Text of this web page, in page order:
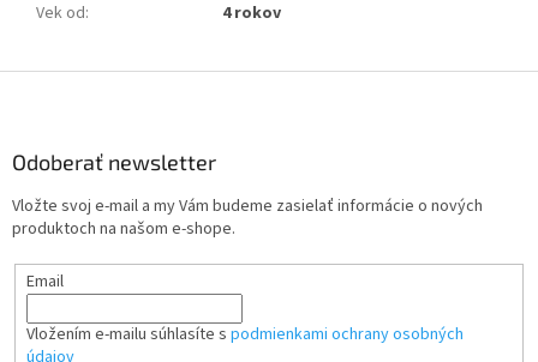
Vek od: 4 rokov
Odoberať newsletter
Vložte svoj e-mail a my Vám budeme zasielať informácie o nových
produktoch na našom e-shope.
Email
Vložením e-mailu súhlasíte s podmienkami ochrany osobných
údajov